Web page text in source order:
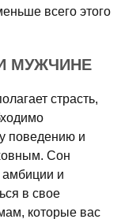
всего этого
МУЖЧИНЕ
страсть,
поведению и
Сон
амбиции и
в свое
которые вас